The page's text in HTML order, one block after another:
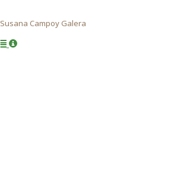
Susana Campoy Galera